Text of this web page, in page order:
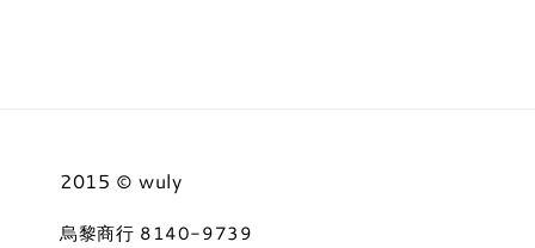
2015 © wuly
烏黎商行 8140-9739